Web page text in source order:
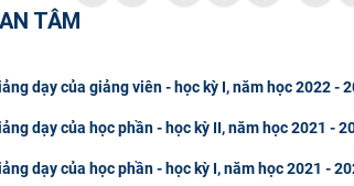
TÂM
dạy của giảng viên - học kỳ I, năm học 2022 -
dạy của học phần - học kỳ II, năm học 2021 -
dạy của học phần - học kỳ I, năm học 2021 -